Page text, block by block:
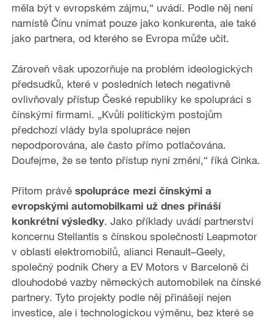
měla být v evropském zájmu,“ uvádí. Podle něj není
namístě Čínu vnímat pouze jako konkurenta, ale také
jako partnera, od kterého se Evropa může učit.
Zároveň však upozorňuje na problém ideologických
předsudků, které v posledních letech negativně
ovlivňovaly přístup České republiky ke spolupráci s
čínskými firmami. „Kvůli politickým postojům
předchozí vlády byla spolupráce nejen
nepodporována, ale často přímo potlačována.
Doufejme, že se tento přístup nyní změní,“ říká Cinka.
Přitom právě spolupráce mezi čínskými a
evropskými automobilkami už dnes přináší
konkrétní výsledky. Jako příklady uvádí partnerství
koncernu Stellantis s čínskou společností Leapmotor
v oblasti elektromobilů, alianci Renault–Geely,
společný podnik Chery a EV Motors v Barceloně či
dlouhodobé vazby německých automobilek na čínské
partnery. Tyto projekty podle něj přinášejí nejen
investice, ale i technologickou výměnu, bez které se